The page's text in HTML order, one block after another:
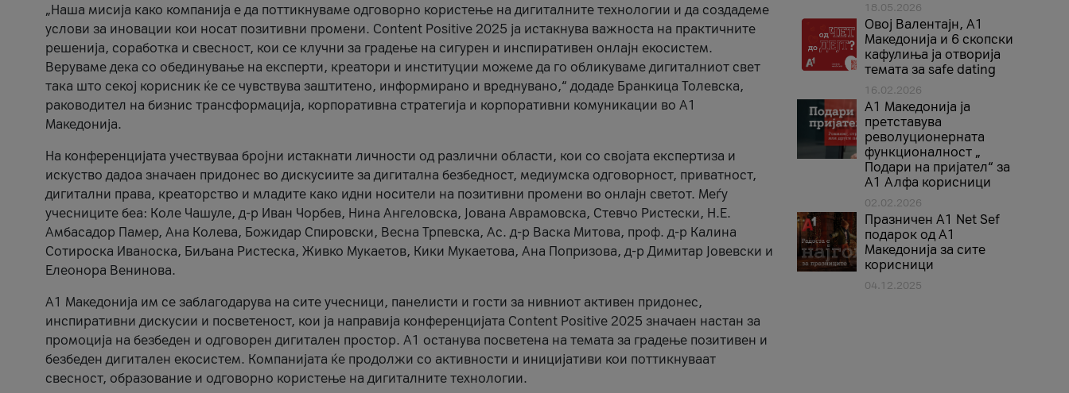
„Наша мисија како компанија е да поттикнуваме одговорно користење на дигиталните технологии и да создадеме
услови за иновации кои носат позитивни промени. Content Positive 2025 ја истакнува важноста на практичните
решенија, соработка и свесност, кои се клучни за градење на сигурен и инспиративен онлајн екосистем.
Веруваме дека со обединување на експерти, креатори и институции можеме да го обликуваме дигиталниот свет
така што секој корисник ќе се чувствува заштитено, информирано и вреднувано,“ додаде Бранкица Толевска,
раководител на бизнис трансформација, корпоративна стратегија и корпоративни комуникации во А1
Македонија.
На конференцијата учествуваа бројни истакнати личности од различни области, кои со својата експертиза и
искуство дадоа значаен придонес во дискусиите за дигитална безбедност, медиумска одговорност, приватност,
дигитални права, креаторство и младите како идни носители на позитивни промени во онлајн светот. Меѓу
учесниците беа: Коле Чашуле, д-р Иван Чорбев, Нина Ангеловска, Јована Аврамовска, Стевчо Ристески, Н.Е.
Амбасадор Памер, Ана Колева, Божидар Спировски, Весна Трпевска, Ас. д-р Васка Митова, проф. д-р Калина
Сотироска Иваноска, Биљана Ристеска, Живко Мукаетов, Кики Мукаетова, Ана Попризова, д-р Димитар Јовевски и
Елеонора Венинова.
А1 Македонија им се заблагодарува на сите учесници, панелисти и гости за нивниот активен придонес,
инспиративни дискусии и посветеност, кои ја направија конференцијата Content Positive 2025 значаен настан за
промоција на безбеден и одговорен дигитален простор. А1 останува посветена на темата за градење позитивен и
безбеден дигитален екосистем. Компанијата ќе продолжи со активности и иницијативи кои поттикнуваат
свесност, образование и одговорно користење на дигиталните технологии.
18.05.2026
Овој Валентајн, A1
Македонија и 6 скопски
кафулиња ја отворија
темата за safe dating
16.02.2026
А1 Македонија ја
претставува
револуционерната
функционалност „
Подари на пријател“ за
А1 Алфа корисници
02.02.2026
Празничен A1 Net Sеf
подарок од А1
Македонија за сите
корисници
04.12.2025